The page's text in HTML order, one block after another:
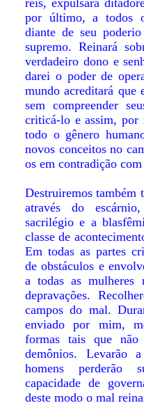
reis, expulsará
por último, a todos
diante de seu
supremo. Reinará
verdadeiro dono e
darei o poder de
mundo acreditará
sem compreender
criticá-lo e assim, por
todo o gênero
novos conceitos no
os em contradição
Destruiremos também
através do
sacrilégio e a
classe de
Em todas as partes
de obstáculos e
a todas as mulheres
depravações.
campos do mal.
enviado por mim,
formas tais que não
demônios. Levarão
homens perderão
capacidade de
deste modo o mal